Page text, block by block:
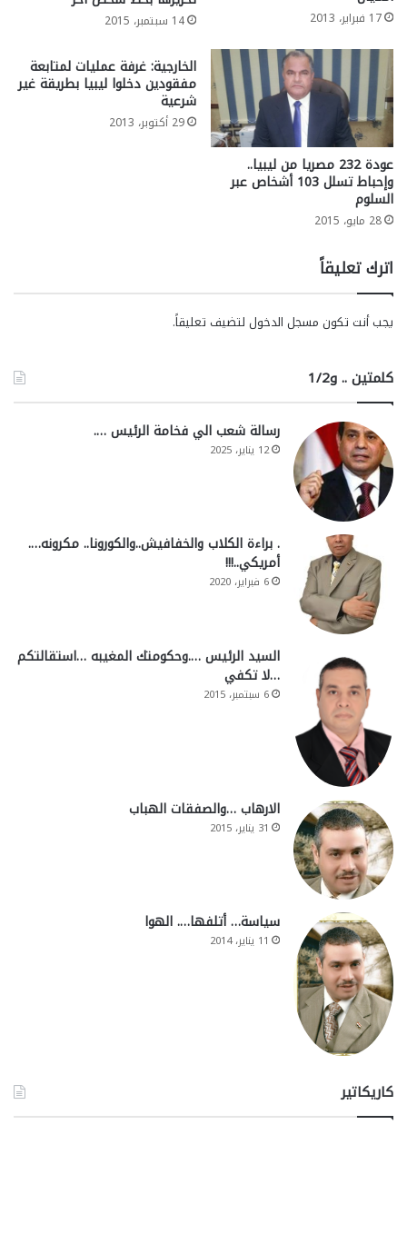
17 فبراير، 2013 14 سبتمبر، 2015
عودة 232 مصريا من ليبيا..
وإحباط تسلل 103 أشخاص عبر
السلوم
28 مايو، 2015
الخارجية: غرفة عمليات لمتابعة
مفقودين دخلوا ليبيا بطريقة غير
شرعية
29 أكتوبر، 2013
اترك تعليقاً
يجب أنت تكون مسجل الدخول لتضيف تعليقاً.
كلمتين .. و1/2
رسالة شعب الي فخامة الرئيس ….
12 يناير، 2025
. براءة الكلاب والخفافيش..والكورونا.. مكرونه….
أمريكي..!!!
6 فبراير، 2020
السيد الرئيس ….وحكومتك المغيبه …استقالتكم
…لا تكفي
6 سبتمبر، 2015
الارهاب …والصفقات الهباب
31 يناير، 2015
سياسة… أتلفها…. الهوا
11 يناير، 2014
كاريكاتير